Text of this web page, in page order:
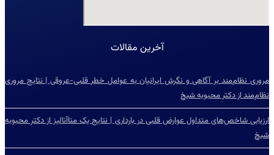
آخرین مقالات
مروری نظام‌مند بر آگاهی و نگرش ایرانیان به عوامل خطر قلبی-عروقی | نتایج مروری
نظام‌مند از دکتر محبوبه شیخ
ارزیابی شاخص‌‌های متداول عوارض قلبی در بارداری | نتایج یک متاآنالیز از دکتر محبوبه
شیخ